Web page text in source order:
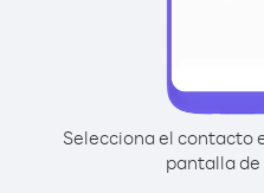
Selecciona el contacto
pantalla